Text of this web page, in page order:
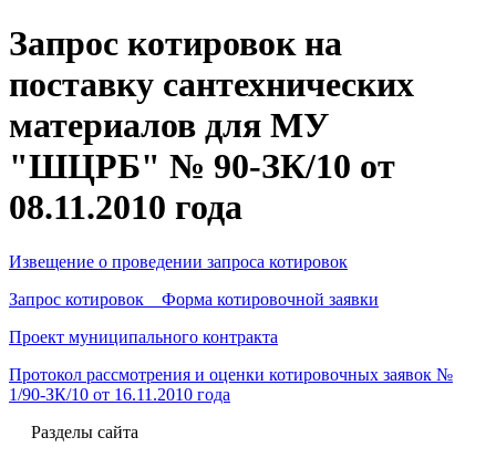
Запрос котировок на
поставку сантехнических
материалов для МУ
"ШЦРБ" № 90-ЗК/10 от
08.11.2010 года
Извещение о проведении запроса котировок
Запрос котировок Форма котировочной заявки
Проект муниципального контракта
Протокол рассмотрения и оценки котировочных заявок №
1/90-ЗК/10 от 16.11.2010 года
Разделы сайта